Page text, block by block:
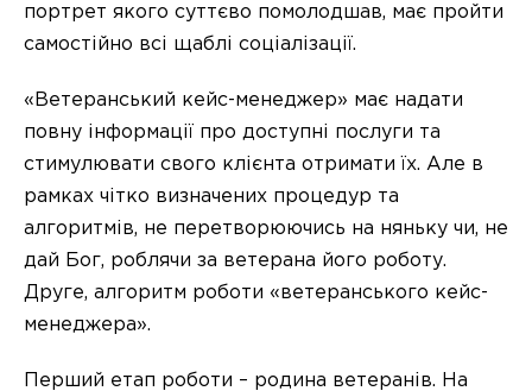
портрет якого суттєво помолодшав, має пройти
самостійно всі щаблі соціалізації.
«Ветеранський кейс-менеджер» має надати
повну інформації про доступні послуги та
стимулювати свого клієнта отримати їх. Але в
рамках чітко визначених процедур та
алгоритмів, не перетворюючись на няньку чи, не
дай Бог, роблячи за ветерана його роботу.
Друге, алгоритм роботи «ветеранського кейс-
менеджера».
Перший етап роботи – родина ветеранів. На